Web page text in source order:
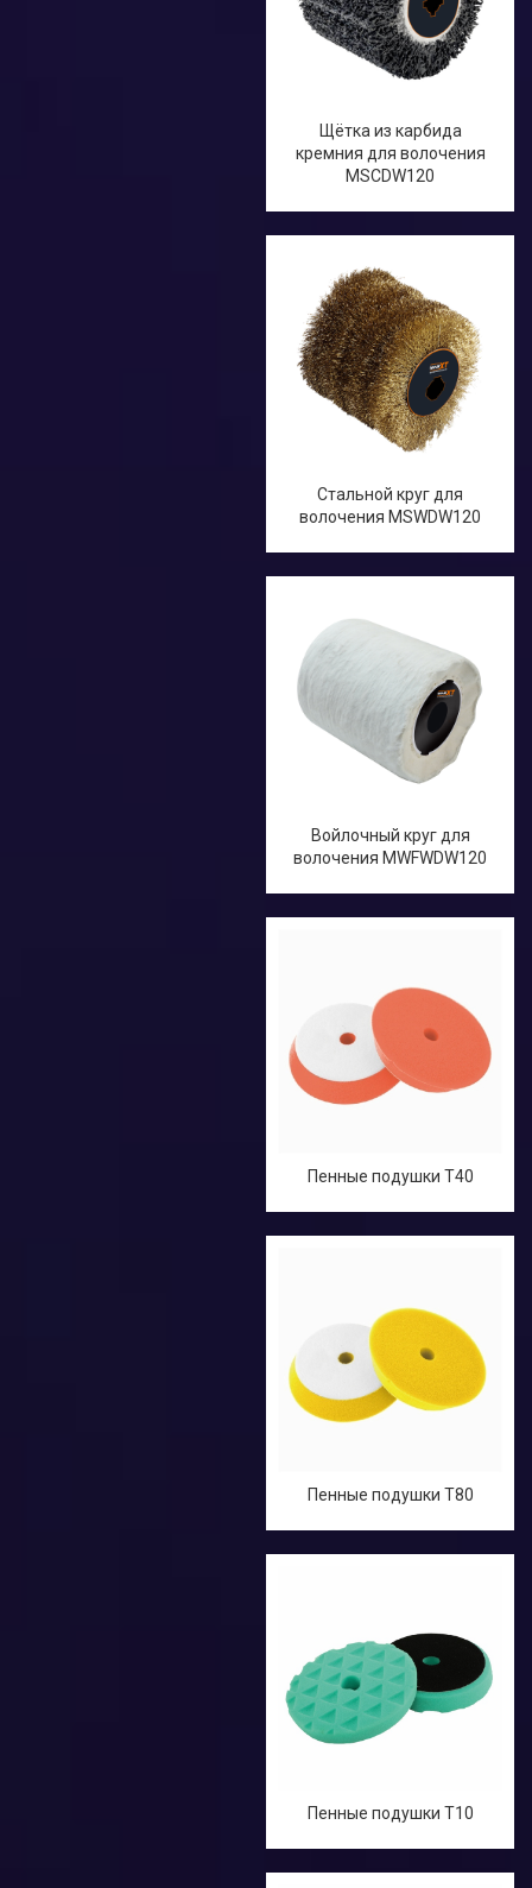
Щётка из карбида
кремния для волочения
MSCDW120
Стальной круг для
волочения MSWDW120
Войлочный круг для
волочения MWFWDW120
Пенные подушки T40
Пенные подушки T80
Пенные подушки T10